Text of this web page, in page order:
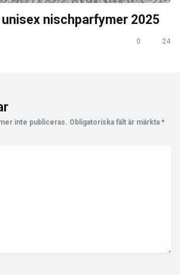
nischparfymer 2025
0 24
inte publiceras. Obligatoriska fält är märkta *